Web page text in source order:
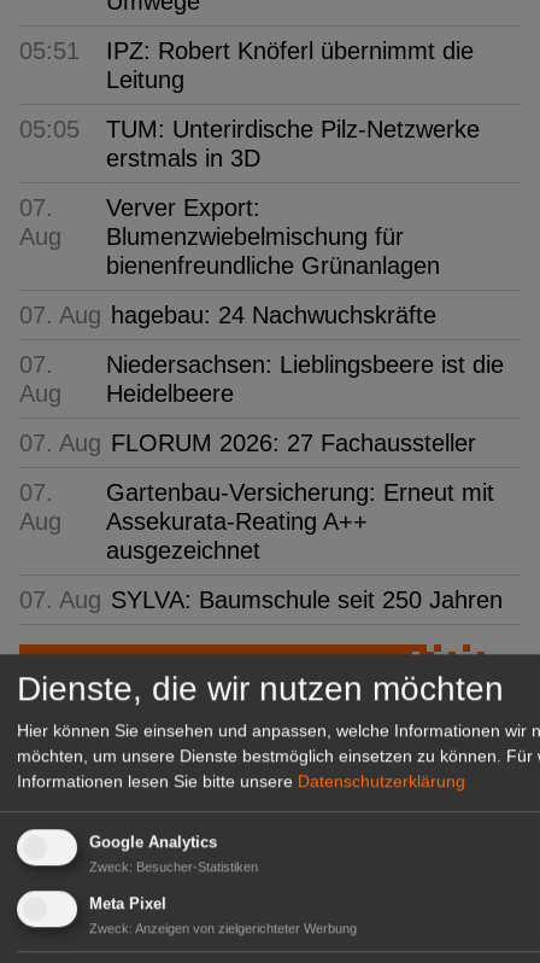
05:51
IPZ: Robert Knöferl übernimmt die
Leitung
05:05
TUM: Unterirdische Pilz-Netzwerke
erstmals in 3D
07.
Aug
Verver Export:
Blumenzwiebelmischung für
bienenfreundliche Grünanlagen
07. Aug hagebau: 24 Nachwuchskräfte
07.
Aug
Niedersachsen: Lieblingsbeere ist die
Heidelbeere
07. Aug FLORUM 2026: 27 Fachaussteller
07.
Aug
Gartenbau-Versicherung: Erneut mit
Assekurata-Reating A++
ausgezeichnet
07. Aug SYLVA: Baumschule seit 250 Jahren
Dienste, die wir nutzen möchten
Hier können Sie einsehen und anpassen, welche Informationen wir
möchten, um unsere Dienste bestmöglich einsetzen zu können.
Für
Informationen lesen Sie bitte unsere Datenschutzerklärung
Google Analytics
Zweck: Besucher-Statistiken
Meta Pixel
Zweck: Anzeigen von zielgerichteter Werbung